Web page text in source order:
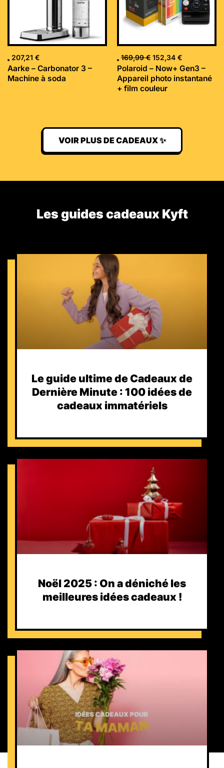
207,21 €
Aarke – Carbonator 3 –
Machine à soda
169,99€ 152,34 €
Polaroid – Now+ Gen3 –
Appareil photo instantané
+ film couleur
VOIR PLUS DE CADEAUX ✨
Les guides cadeaux Kyft​
Le guide ultime de Cadeaux de
Dernière Minute : 100 idées de
cadeaux immatériels
Noël 2025 : On a déniché les
meilleures idées cadeaux !